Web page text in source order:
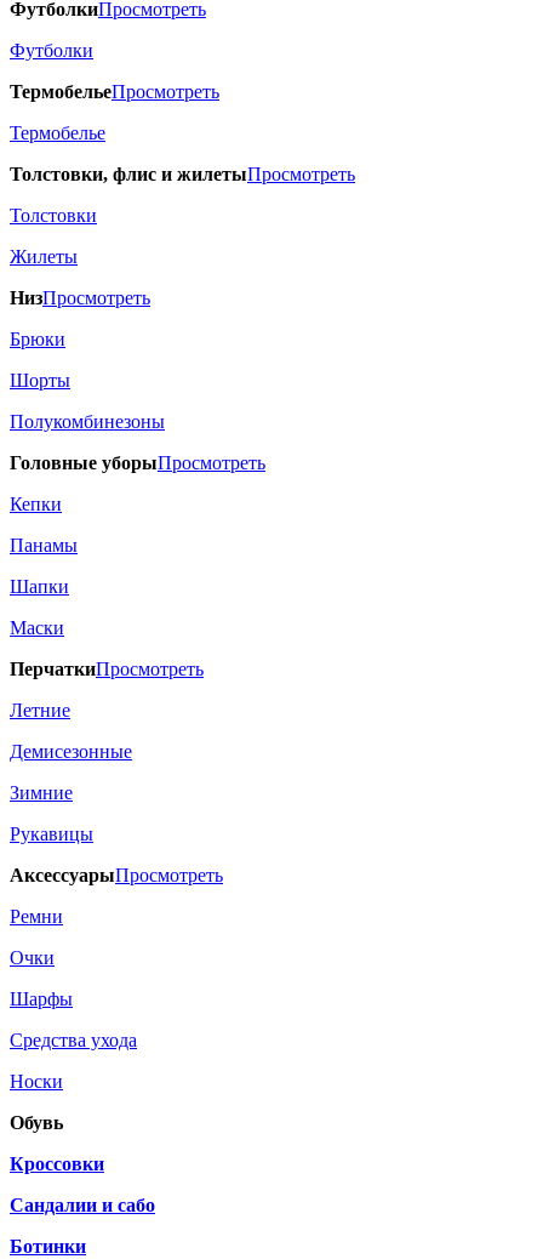
ФутболкиПросмотреть
Футболки
ТермобельеПросмотреть
Термобелье
Толстовки, флис и жилетыПросмотреть
Толстовки
Жилеты
НизПросмотреть
Брюки
Шорты
Полукомбинезоны
Головные уборыПросмотреть
Кепки
Панамы
Шапки
Маски
ПерчаткиПросмотреть
Летние
Демисезонные
Зимние
Рукавицы
АксессуарыПросмотреть
Ремни
Очки
Шарфы
Средства ухода
Носки
Обувь
Кроссовки
Сандалии и сабо
Ботинки